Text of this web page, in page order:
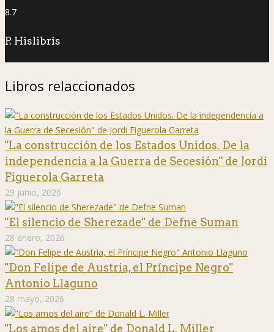
8.7
P. Hislibris
Libros relaccionados
"La construcción de los Estados Unidos. De la
independencia a la Guerra de Secesión" de Jordi
Figuerola Garreta
29 junio, 2026
"El silencio de Sherezade" de Defne Suman
28 enero, 2026
"Don Felipe de Austria, el Príncipe Negro"
Antonio Llaguno
28 mayo, 2026
"Los amos del aire" de Donald L. Miller